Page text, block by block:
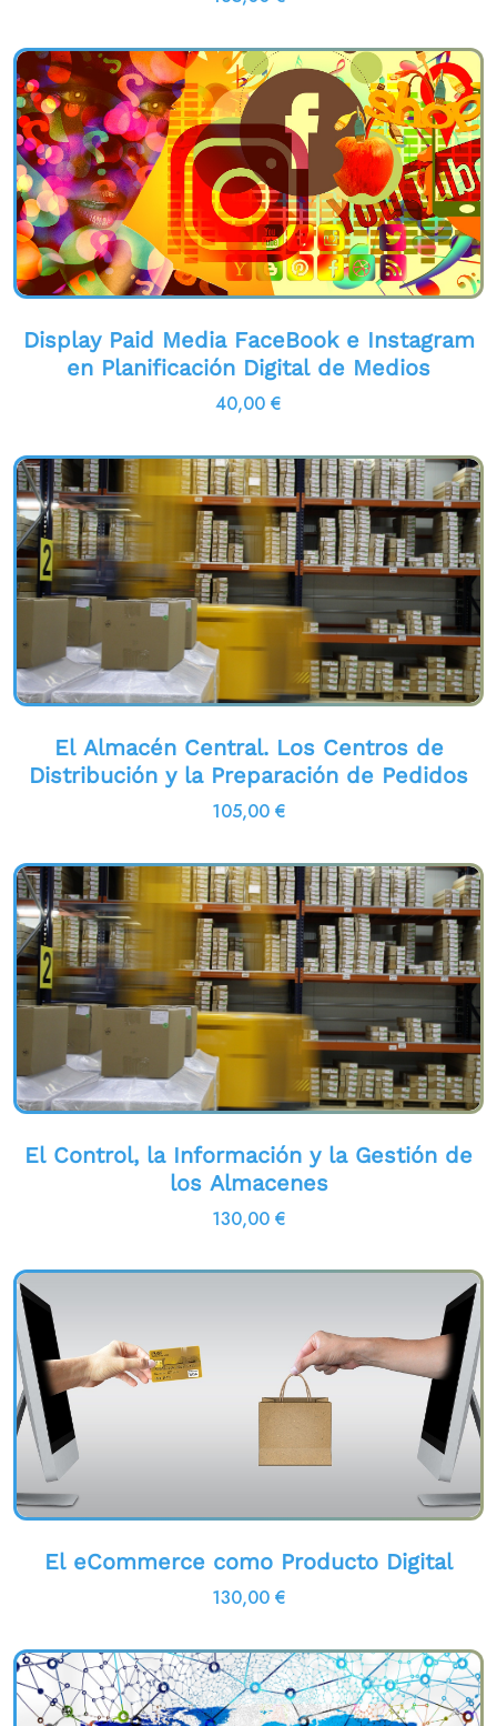
Display Paid Media FaceBook e Instagram
en Planificación Digital de Medios
40,00 €
El Almacén Central. Los Centros de
Distribución y la Preparación de Pedidos
105,00 €
El Control, la Información y la Gestión de
los Almacenes
130,00 €
El eCommerce como Producto Digital
130,00 €